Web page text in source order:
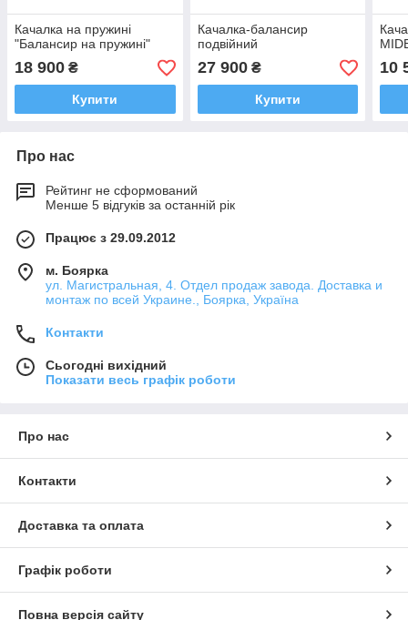
Качалка на пружині
"Балансир на пружині"
18 900 ₴
Купити
Качалка-балансир
подвійний
27 900₴
Купити
10
Про нас
Рейтинг не сформований
Менше 5 відгуків за останній рік
Працює з 29.09.2012
м. Боярка
ул. Магистральная, 4. Отдел продаж завода. Доставка и
монтаж по всей Украине., Боярка, Україна
Контакти
Сьогодні вихідний
Показати весь графік роботи
Про нас
Контакти
Доставка та оплата
Графік роботи
Повна версія сайту